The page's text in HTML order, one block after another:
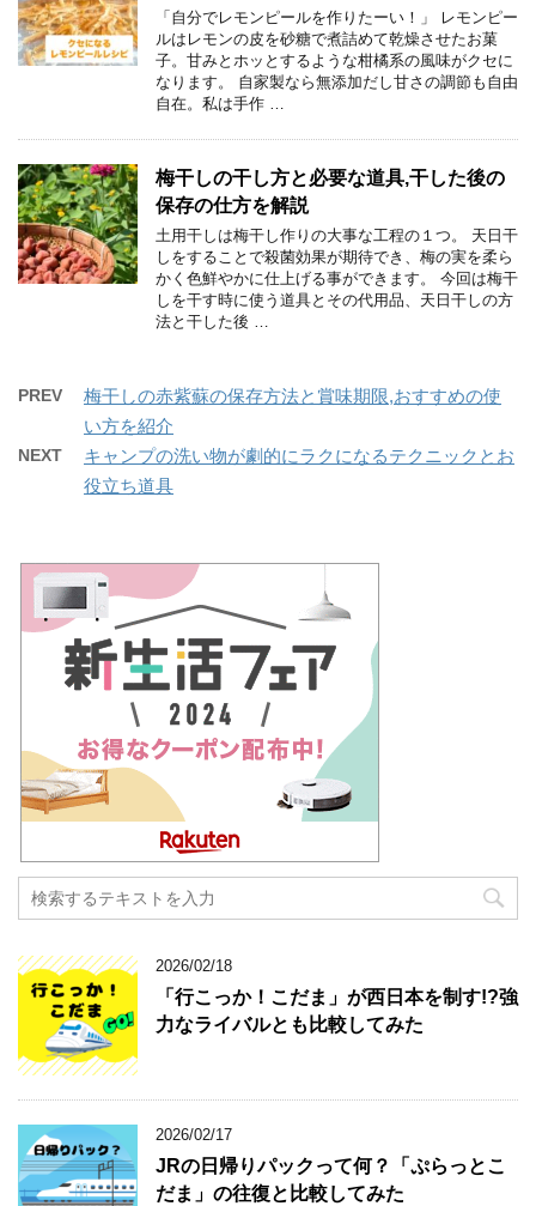
「自分でレモンピールを作りたーい！」 レモンピー
ルはレモンの皮を砂糖で煮詰めて乾燥させたお菓
子。甘みとホッとするような柑橘系の風味がクセに
なります。 自家製なら無添加だし甘さの調節も自由
自在。私は手作 …
梅干しの干し方と必要な道具,干した後の
保存の仕方を解説
土用干しは梅干し作りの大事な工程の１つ。 天日干
しをすることで殺菌効果が期待でき、梅の実を柔ら
かく色鮮やかに仕上げる事ができます。 今回は梅干
しを干す時に使う道具とその代用品、天日干しの方
法と干した後 …
PREV
梅干しの赤紫蘇の保存方法と賞味期限,おすすめの使
い方を紹介
NEXT
キャンプの洗い物が劇的にラクになるテクニックとお
役立ち道具
2026/02/18
「行こっか！こだま」が西日本を制す!?強
力なライバルとも比較してみた
2026/02/17
JRの日帰りパックって何？「ぷらっとこ
だま」の往復と比較してみた